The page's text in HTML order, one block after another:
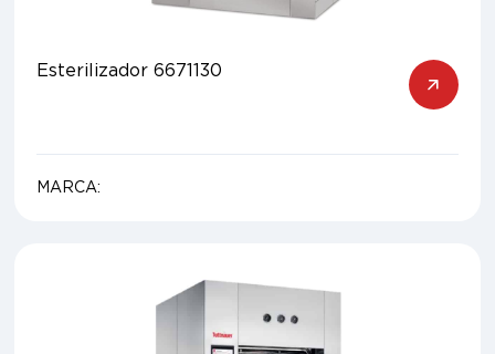
Esterilizador 6671130
MARCA: